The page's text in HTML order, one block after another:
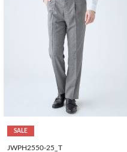
SALE
JWPH2550-25_T